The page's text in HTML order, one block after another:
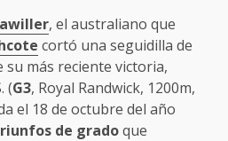
, el australiano que
cortó una seguidilla de
más reciente victoria,
(G3, Royal Randwick, 1200m,
el 18 de octubre del año
de gradoque